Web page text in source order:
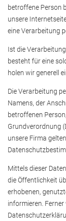
betroffene Person
unsere
eine Verarbeitung
Ist die
besteht für eine
holen wir generell
Die Verarbeitung
Namens, der
betroffenen
Grundverordnung
unsere Firma
Mittels dieser
die Öffentlichkeit
erhobenen,
informieren.